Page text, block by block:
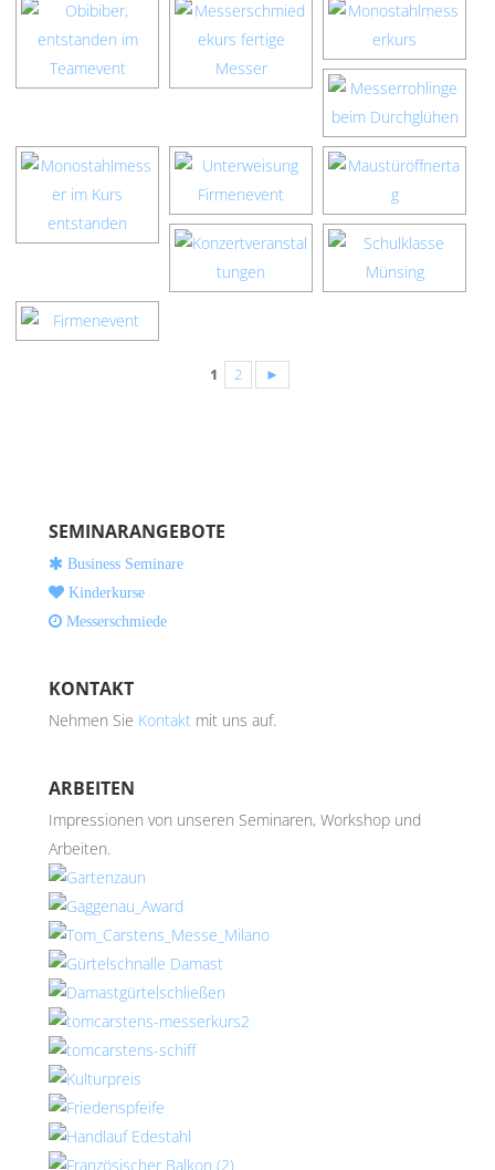
1 2 ►
SEMINARANGEBOTE
Business Seminare
Kinderkurse
Messerschmiede
KONTAKT
Nehmen Sie Kontakt mit uns auf.
ARBEITEN
Impressionen von unseren Seminaren, Workshop und
Arbeiten.